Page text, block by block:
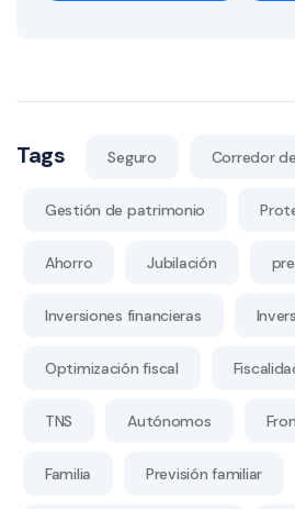
Tags Seguro Corredor
Gestión de patrimonio
Ahorro Jubilación
Inversiones financieras
Optimización fiscal
TNS Autónomos
Familia Previsión familiar